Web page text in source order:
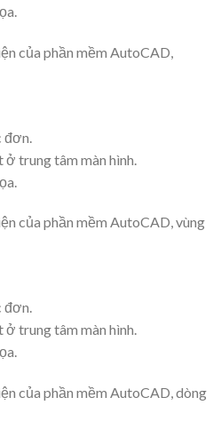
của phần mềm AutoCAD,
trung tâm màn hình.
của phần mềm AutoCAD, vùng
đơn.
ở trung tâm màn hình.
của phần mềm AutoCAD, dòng